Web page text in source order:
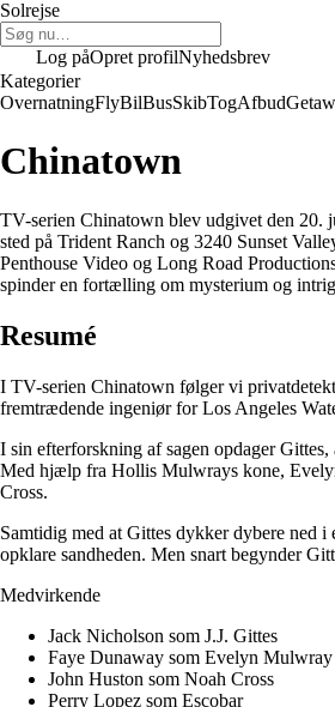
Solrejse
Log påOpret profilNyhedsbrev
Kategorier
OvernatningFlyBilBusSkibTogAfbud
Chinatown
TV-serien Chinatown blev udgivet den 20.
sted på Trident Ranch og 3240 Sunset
Penthouse Video og Long Road
spinder en fortælling om mysterium og
Resumé
I TV-serien Chinatown følger vi
fremtrædende ingeniør for Los Angeles
I sin efterforskning af sagen opdager
Med hjælp fra Hollis Mulwrays kone,
Cross.
Samtidig med at Gittes dykker dybere ned
opklare sandheden. Men snart begynder
Medvirkende
Jack Nicholson som J.J. Gittes
Faye Dunaway som Evelyn Mulwray
John Huston som Noah Cross
Perry Lopez som Escobar